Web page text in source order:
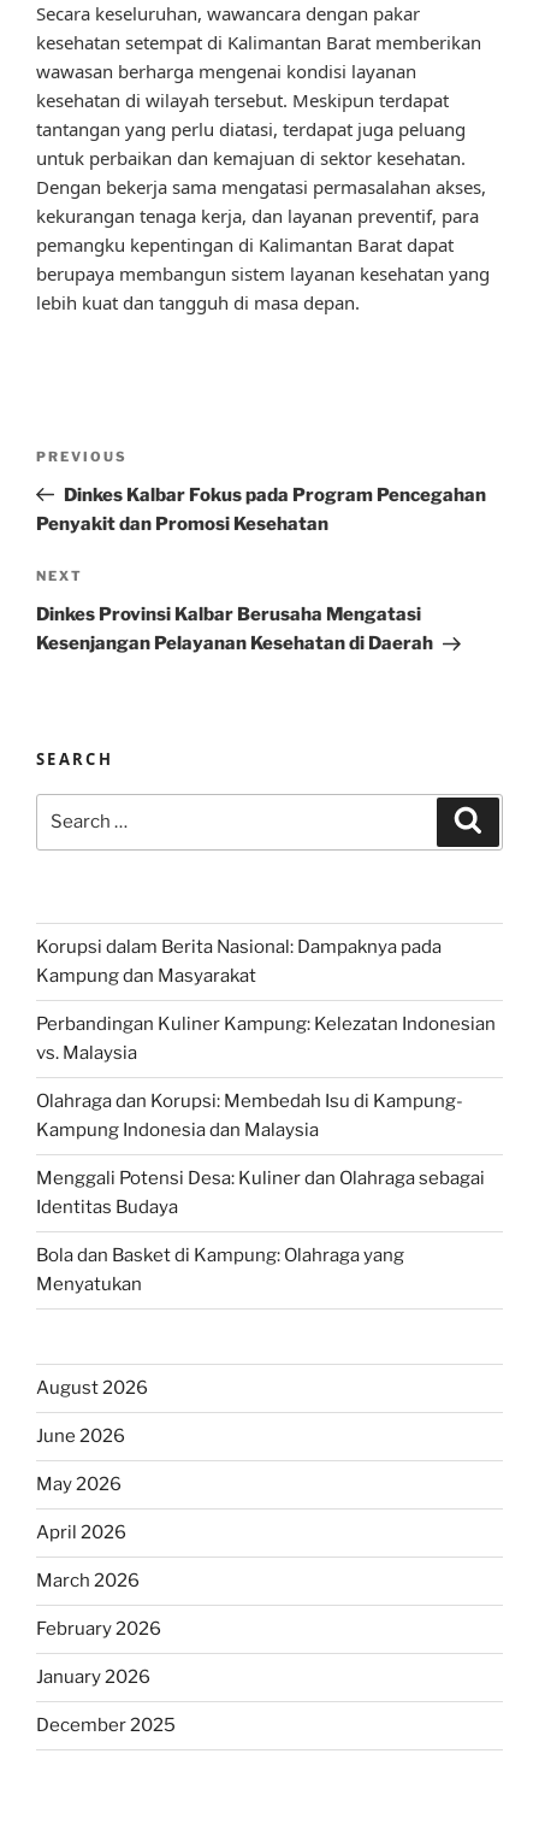
Secara keseluruhan, wawancara dengan pakar
kesehatan setempat di Kalimantan Barat memberikan
wawasan berharga mengenai kondisi layanan
kesehatan di wilayah tersebut. Meskipun terdapat
tantangan yang perlu diatasi, terdapat juga peluang
untuk perbaikan dan kemajuan di sektor kesehatan.
Dengan bekerja sama mengatasi permasalahan akses,
kekurangan tenaga kerja, dan layanan preventif, para
pemangku kepentingan di Kalimantan Barat dapat
berupaya membangun sistem layanan kesehatan yang
lebih kuat dan tangguh di masa depan.
Previous
Post
PREVIOUS
Dinkes Kalbar Fokus pada Program Pencegahan
Penyakit dan Promosi Kesehatan
Next
Post
NEXT
Dinkes Provinsi Kalbar Berusaha Mengatasi
Kesenjangan Pelayanan Kesehatan di Daerah
SEARCH
Korupsi dalam Berita Nasional: Dampaknya pada
Kampung dan Masyarakat
Perbandingan Kuliner Kampung: Kelezatan Indonesian
vs. Malaysia
Olahraga dan Korupsi: Membedah Isu di Kampung-
Kampung Indonesia dan Malaysia
Menggali Potensi Desa: Kuliner dan Olahraga sebagai
Identitas Budaya
Bola dan Basket di Kampung: Olahraga yang
Menyatukan
August 2026
June 2026
May 2026
April 2026
March 2026
February 2026
January 2026
December 2025